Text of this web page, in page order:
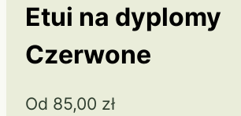
Etui na dyplomy
Czerwone
Od 85,00 zł